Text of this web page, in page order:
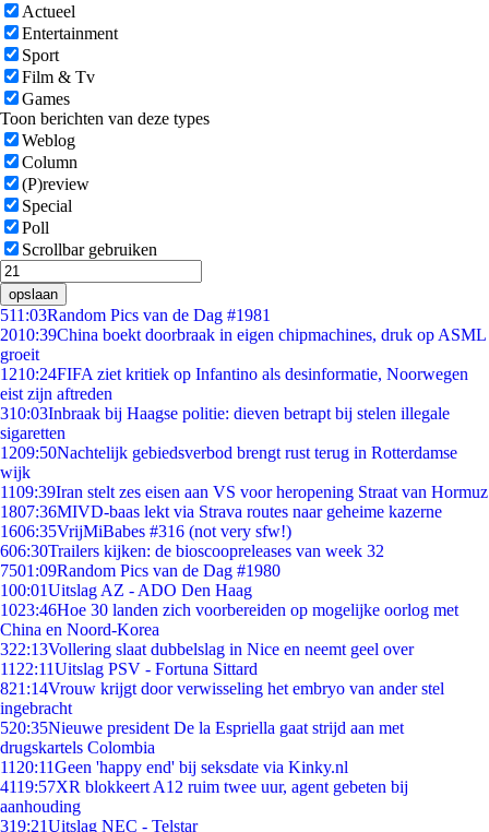
Actueel
Entertainment
Sport
Film & Tv
Games
Toon berichten van deze types
Weblog
Column
(P)review
Special
Poll
Scrollbar gebruiken
opslaan
511:03Random Pics van de Dag #1981
2010:39China boekt doorbraak in eigen chipmachines, druk op ASML
groeit
1210:24FIFA ziet kritiek op Infantino als desinformatie, Noorwegen
eist zijn aftreden
310:03Inbraak bij Haagse politie: dieven betrapt bij stelen illegale
sigaretten
1209:50Nachtelijk gebiedsverbod brengt rust terug in Rotterdamse
wijk
1109:39Iran stelt zes eisen aan VS voor heropening Straat van Hormuz
1807:36MIVD-baas lekt via Strava routes naar geheime kazerne
1606:35VrijMiBabes #316 (not very sfw!)
606:30Trailers kijken: de bioscoopreleases van week 32
7501:09Random Pics van de Dag #1980
100:01Uitslag AZ - ADO Den Haag
1023:46Hoe 30 landen zich voorbereiden op mogelijke oorlog met
China en Noord-Korea
322:13Vollering slaat dubbelslag in Nice en neemt geel over
11 22:11Uitslag PSV - Fortuna Sittard
821:14Vrouw krijgt door verwisseling het embryo van ander stel
ingebracht
520:35Nieuwe president De la Espriella gaat strijd aan met
drugskartels Colombia
11 20:11Geen 'happy end' bij seksdate via Kinky.nl
4119:57XR blokkeert A12 ruim twee uur, agent gebeten bij
aanhouding
319:21Uitslag NEC - Telstar